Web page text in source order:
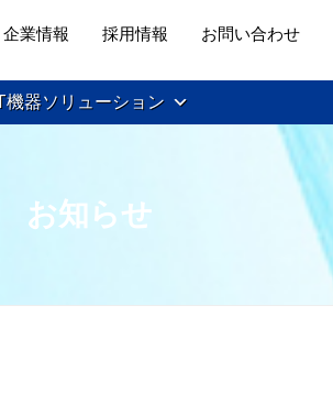
企業情報 採用情報 お問い合わせ
機器ソリューション
お知らせ